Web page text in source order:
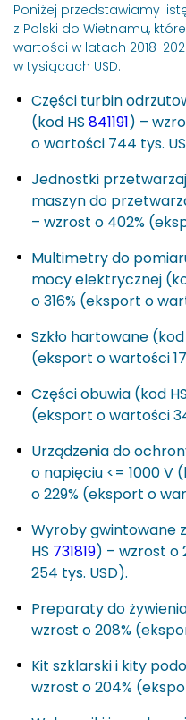
Poniżej przedstawiamy
z Polski do Wietnamu,
wartości w latach 2018-
w tysiącach USD.
Części turbin
(kod HS 841191) –
o wartości 744 tys.
Jednostki
maszyn do
– wzrost o 402%
Multimetry do
mocy elektrycznej
o 316% (eksport o
Szkło hartowane (kod
(eksport o wartości
Części obuwia (kod HS
(eksport o wartości
Urządzenia do
o napięciu <= 1000 V
o 229% (eksport o
Wyroby gwintowane
HS 731819) – wzrost o
254 tys. USD).
Preparaty do
wzrost o 208%
Kit szklarski i kity
wzrost o 204%